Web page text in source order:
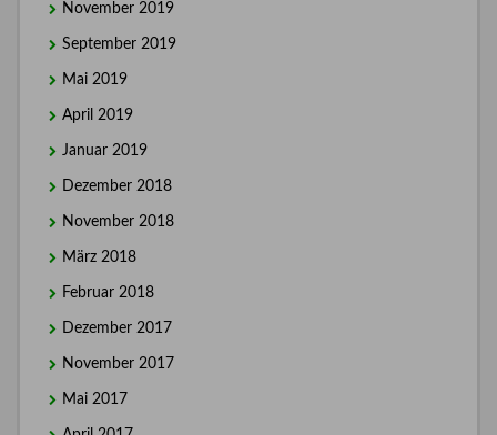
November 2019
September 2019
Mai 2019
April 2019
Januar 2019
Dezember 2018
November 2018
März 2018
Februar 2018
Dezember 2017
November 2017
Mai 2017